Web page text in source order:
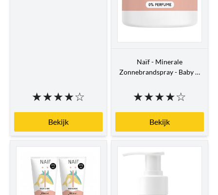
★★★★☆
Bekijk
Naïf - Minerale
Zonnebrandspray - Baby &
★★★★☆
Bekijk